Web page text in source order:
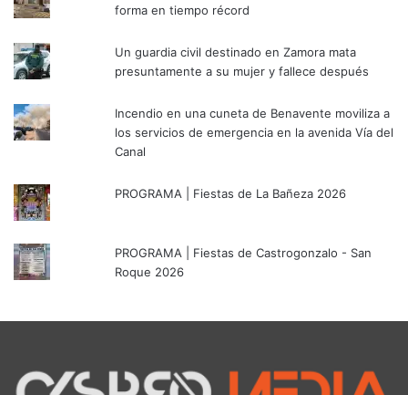
forma en tiempo récord
Un guardia civil destinado en Zamora mata
presuntamente a su mujer y fallece después
Incendio en una cuneta de Benavente moviliza a
los servicios de emergencia en la avenida Vía del
Canal
PROGRAMA | Fiestas de La Bañeza 2026
PROGRAMA | Fiestas de Castrogonzalo - San
Roque 2026